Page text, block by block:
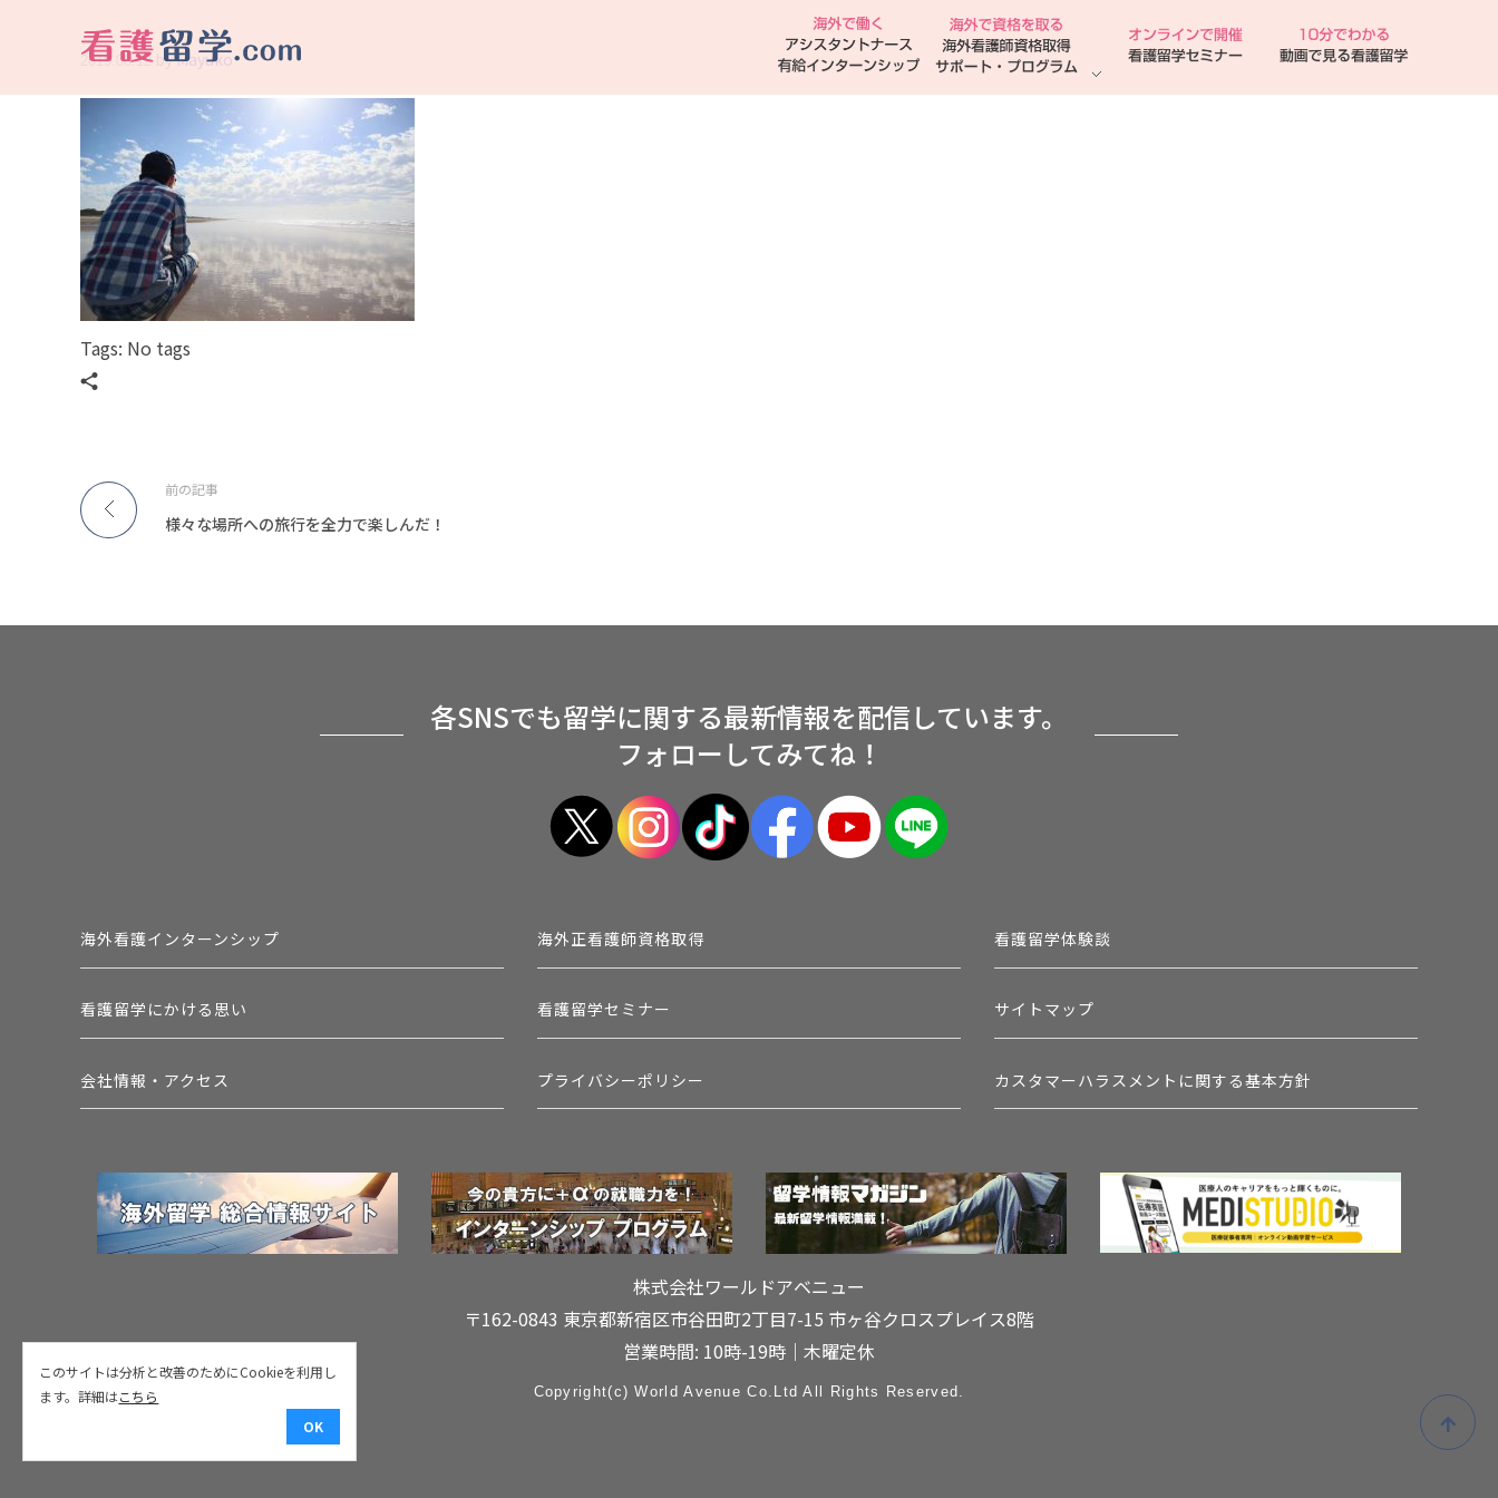
このサイトは分析と改善のためにCookieを利用し
ます。詳細はこちら
OK
看護留学.com
World Avenueは海外就職、 永住を目指す看護留学をサポートします !
2019.08.12 byMayuko
Tags: No tags
前の記事
様々な場所への旅行を全力で楽しんだ！
各SNSでも留学に関する最新情報を配信しています。
フォローしてみてね！
海外看護インターンシップ
看護留学にかける思い
会社情報・アクセス
海外正看護師資格取得
看護留学セミナー
プライバシーポリシー
看護留学体験談
サイトマップ
カスタマーハラスメントに関する基本方針
株式会社ワールドアベニュー
〒162-0843 東京都新宿区市谷田町2丁目7-15 市ヶ谷クロスプレイス8階
営業時間: 10時-19時｜木曜定休
Copyright(c) World Avenue Co.Ltd All Rights Reserved.